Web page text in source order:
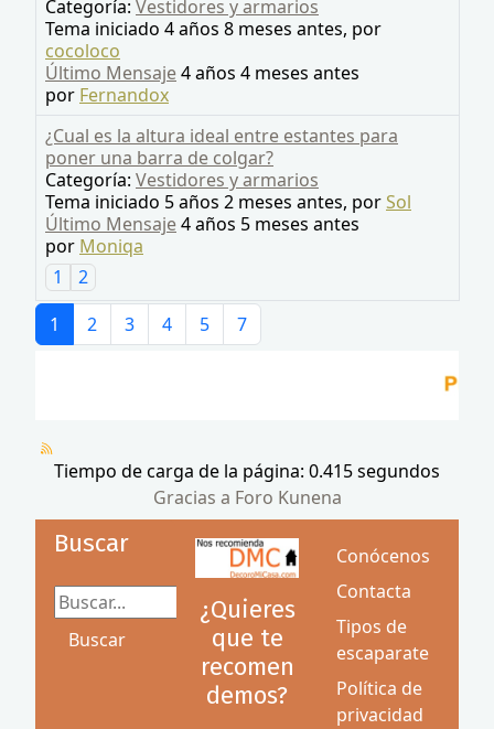
Categoría: Vestidores y armarios
Tema iniciado 4 años 8 meses antes, por
cocoloco
Último Mensaje4 años 4 meses antes
por Fernandox
¿Cual es la altura ideal entre estantes para
poner una barra de colgar?
Categoría: Vestidores y armarios
Tema iniciado 5 años 2 meses antes, porSol
Último Mensaje4 años 5 meses antes
por Moniqa
1
2
1
2 3 4 5 7
Tiempo de carga de la página: 0.415 segundos
Gracias a Foro Kunena
Buscar
Buscar...
Buscar
¿Quieres
que te
recomen
demos?
Conócenos
Contacta
Tipos de
escaparate
Política de
privacidad